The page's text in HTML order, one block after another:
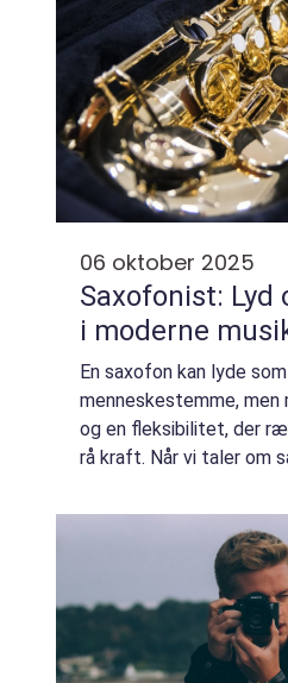
06 oktober 2025
Saxofonist:
i moderne
En saxofon kan lyde
menneskestemme, men
og en fleksibilitet, der
rå kraft. Når vi taler om
og timing forenes i